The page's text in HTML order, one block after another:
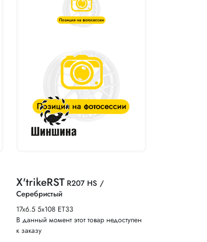
X'trikeRST R207 HS /
Серебристый
17x6.5 5x108 ET33
В данный момент этот товар недоступен
к заказу